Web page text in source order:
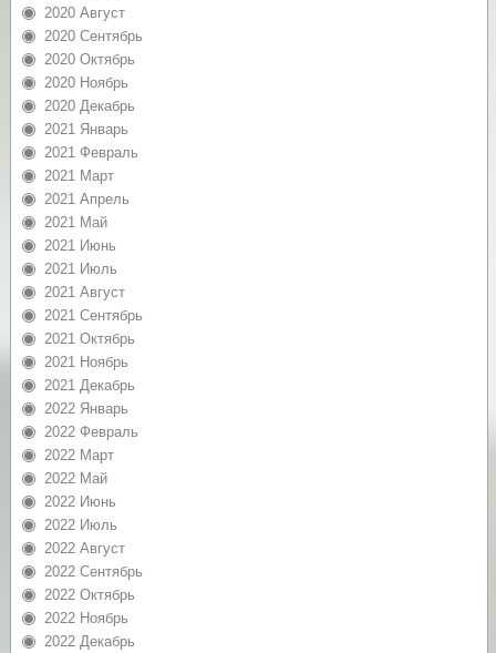
2020 Август
2020 Сентябрь
2020 Октябрь
2020 Ноябрь
2020 Декабрь
2021 Январь
2021 Февраль
2021 Март
2021 Апрель
2021 Май
2021 Июнь
2021 Июль
2021 Август
2021 Сентябрь
2021 Октябрь
2021 Ноябрь
2021 Декабрь
2022 Январь
2022 Февраль
2022 Март
2022 Май
2022 Июнь
2022 Июль
2022 Август
2022 Сентябрь
2022 Октябрь
2022 Ноябрь
2022 Декабрь